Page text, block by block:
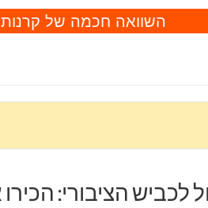
השוואה חכמה של
הציבורי: